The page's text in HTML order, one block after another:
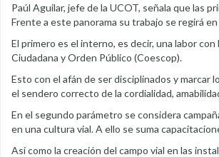
Paúl Aguilar, jefe de la UCOT, señala que las
Frente a este panorama su trabajo se regirá
El primero es el interno, es decir, una labor
Ciudadana y Orden Público (Coescop).
Esto con el afán de ser disciplinados y marcar
el sendero correcto de la cordialidad,
En el segundo parámetro se considera
en una cultura vial. A ello se suma
Así como la creación del campo vial en las